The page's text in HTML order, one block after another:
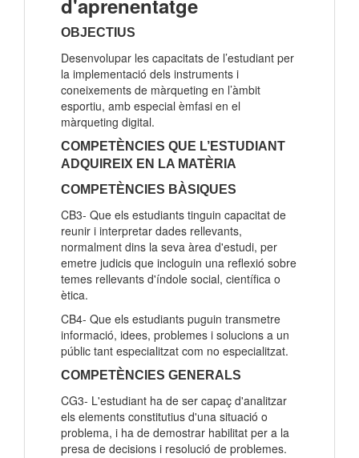
d'aprenentatge
OBJECTIUS
Desenvolupar les capacitats de l’estudiant per
la implementació dels instruments i
coneixements de màrqueting en l’àmbit
esportiu, amb especial èmfasi en el
màrqueting digital.
COMPETÈNCIES QUE L’ESTUDIANT
ADQUIREIX EN LA MATÈRIA
COMPETÈNCIES BÀSIQUES
CB3- Que els estudiants tinguin capacitat de
reunir i interpretar dades rellevants,
normalment dins la seva àrea d'estudi, per
emetre judicis que incloguin una reflexió sobre
temes rellevants d'índole social, científica o
ètica.
CB4- Que els estudiants puguin transmetre
informació, idees, problemes i solucions a un
públic tant especialitzat com no especialitzat.
COMPETÈNCIES GENERALS
CG3- L'estudiant ha de ser capaç d'analitzar
els elements constitutius d'una situació o
problema, i ha de demostrar habilitat per a la
presa de decisions i resolució de problemes.